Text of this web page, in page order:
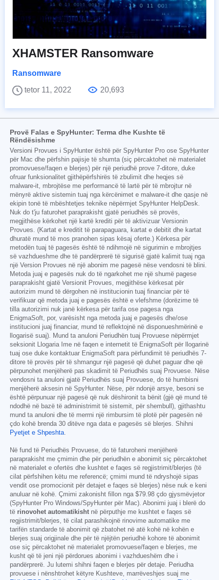
XHAMSTER Ransomware
Ransomware
tetor 11, 2022
20,693
Provë Falas e SpyHunter: Terma dhe Kushte të
Rëndësishme
Versioni Provues i SpyHunter është për SpyHunter Pro ose SpyHunter
për Mac dhe përfshin pajisje të shumta (siç përcaktohet në materialet
promovuese/faqen e blerjes) për një periudhë prove 7-ditore, duke
ofruar funksionalitet gjithëpërfshirës të zbulimit dhe heqjes së
malware-it, mbrojtëse me performancë të lartë për të mbrojtur në
mënyrë aktive sistemin tuaj nga kërcënimet e malware-it dhe qasje në
ekipin tonë të mbështetjes teknike nëpërmjet SpyHunter HelpDesk.
Nuk do t'ju faturohet paraprakisht gjatë periudhës së provës,
megjithëse kërkohet një kartë krediti për të aktivizuar Versionin
Provues. (Kartat e kreditit të parapaguara, kartat e debitit dhe kartat
dhuratë mund të mos pranohen sipas kësaj oferte.) Kërkesa për
metodën tuaj të pagesës është të ndihmojë në sigurimin e mbrojtjes
së vazhdueshme dhe të pandërprerë të sigurisë gjatë kalimit tuaj nga
një Version Provues në një abonim me pagesë nëse vendosni të blini.
Metoda juaj e pagesës nuk do të ngarkohet me një shumë pagese
paraprakisht gjatë Versionit Provues, megjithëse kërkesat për
autorizim mund të dërgohen në institucionin tuaj financiar për të
verifikuar që metoda juaj e pagesës është e vlefshme (dorëzime të
tilla autorizimi nuk janë kërkesa për tarifa ose pagesa nga
EnigmaSoft, por, varësisht nga metoda juaj e pagesës dhe/ose
institucioni juaj financiar, mund të reflektojnë në disponueshmërinë e
llogarisë suaj). Mund ta anuloni Periudhën tuaj Provuese nëpërmjet
seksionit Llogaria Ime në faqen e internetit të EnigmaSoft për llogarinë
tuaj ose duke kontaktuar EnigmaSoft para përfundimit të periudhës 7-
ditore të provës për të shmangur një pagesë që duhet paguar dhe që
përpunohet menjëherë pas skadimit të Periudhës suaj Provuese. Nëse
vendosni ta anuloni gjatë Periudhës suaj Provuese, do të humbisni
menjëherë aksesin në SpyHunter. Nëse, për ndonjë arsye, besoni se
është përpunuar një pagesë që nuk dëshironit ta bënit (gjë që mund të
ndodhë në bazë të administrimit të sistemit, për shembull), gjithashtu
mund ta anuloni dhe të merrni një rimbursim të plotë për pagesën në
çdo kohë brenda 30 ditëve nga data e pagesës së blerjes. Shihni
Pyetjet e Shpeshta
Në fund të Periudhës Provuese, do të faturoheni menjëherë
paraprakisht me çmimin dhe për periudhën e abonimit siç përcaktohet
në materialet e ofertës dhe kushtet e faqes së regjistrimit/blerjes (të
cilat përfshihen këtu me referencë; çmimi mund të ndryshojë sipas
vendit ose promocionit për detajet e faqes së blerjes) nëse nuk e keni
anuluar në kohë. Çmimi zakonisht fillon nga $79.98 çdo gjysmëvjetor
(SpyHunter Pro Windows/SpyHunter për Mac). Abonimi juaj i blerë do
të rinovohet automatikisht në përputhje me kushtet e faqes së
regjistrimit/blerjes, të cilat parashikojnë rinovime automatike me
tarifën standarde të abonimit që zbatohet në atë kohë në kohën e
blerjes suaj origjinale dhe për të njëjtën periudhë kohore të abonimit
ose siç përcaktohet në materialet promovuese/faqen e blerjes, me
kusht që të jeni një përdorues abonimi i vazhdueshëm dhe i
pandërprerë. Ju lutemi shihni faqen e blerjes për detaje. Periudha
provuese i nënshtrohet këtyre Kushteve, marrëveshjes suaj me